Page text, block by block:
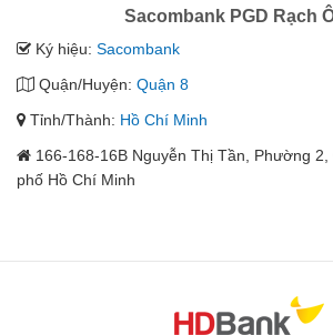
Sacombank PGD Rạch
Ký hiệu: Sacombank
Quận/Huyện: Quận 8
Tỉnh/Thành: Hồ Chí Minh
166-168-16B Nguyễn Thị Tần, Phường
phố Hồ Chí Minh